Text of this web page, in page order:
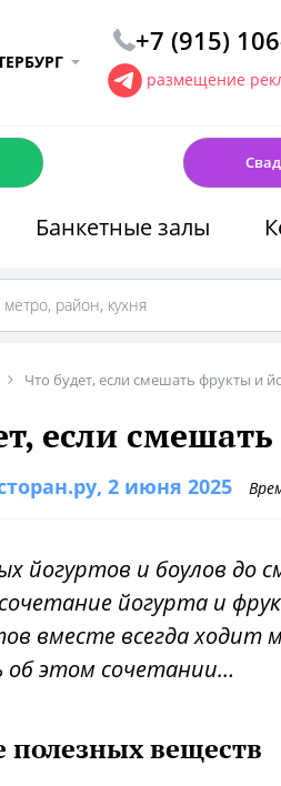
+7 (915)
размещение
Банкетные залы
Что будет, если смешать фрукты и
если
, 2 июня 2025
йогуртов и боулов до
йогурта и
вместе всегда
об этом сочетании…
полезных веществ